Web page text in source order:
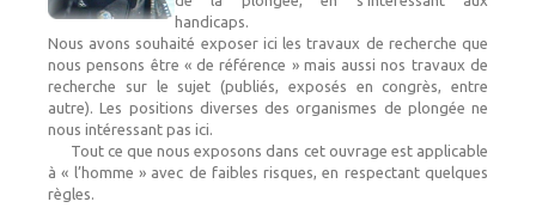
handicaps.
Nous avons souhaité exposer ici les travaux de recherche que
nous pensons être « de référence » mais aussi nos travaux de
recherche sur le sujet (publiés, exposés en congrès, entre
autre). Les positions diverses des organismes de plongée ne
nous intéressant pas ici.
Tout ce que nous exposons dans cet ouvrage est applicable
à « l’homme » avec de faibles risques, en respectant quelques
règles.